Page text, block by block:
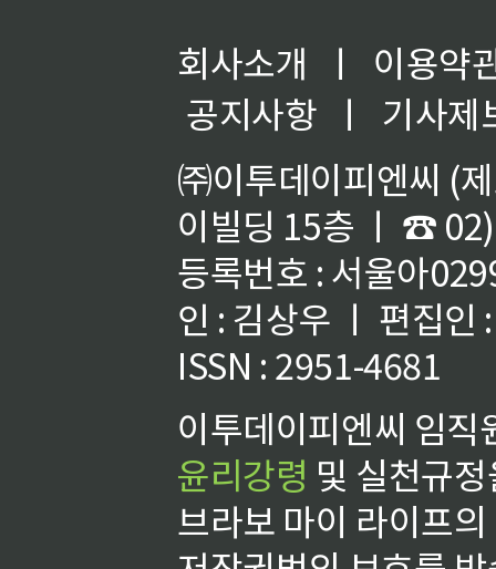
회사소개 ㅣ
이용약
공지사항
ㅣ
기사제
㈜이투데이피엔씨 (
이빌딩 15층 ㅣ ☎
등록번호 : 서울아
인 : 김상우 ㅣ 편집인
ISSN : 2951-4681
이투데이피엔씨 임
윤리강령 및 실천규
브라보 마이 라이프